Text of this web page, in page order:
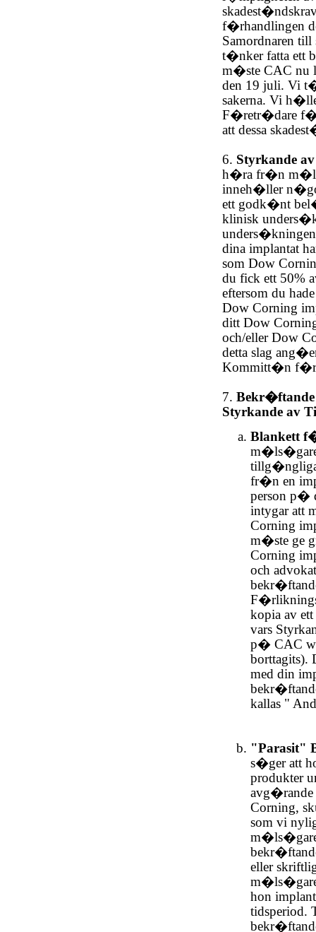
f�rhandlingen
Samordnaren
t�nker fatta ett
m�ste CAC nu
den 19 juli. Vi
sakerna. Vi
F�retr�dare
att dessa
6. Styrkande
h�ra fr�n
inneh�ller
ett godk�nt
klinisk
dina implantat
som Dow
du fick ett 50%
eftersom du
Dow Corning
ditt Dow
och/eller Dow
detta slag
Kommitt�n
7.
Styrkande av
Blankett
fr�n en
person p�
intygar att
Corning
m�ste ge
Corning
och
kopia av
vars
p� CAC
borttagits).
med din
kallas "
"Parasit"
s�ger att
produkter
avg�rande
Corning,
som vi
eller
hon
tidsperiod.